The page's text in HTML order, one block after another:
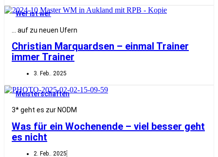
Wer ist wer
… auf zu neuen Ufern
Christian Marquardsen – einmal Trainer
immer Trainer
3. Feb.. 2025
Meisterschaften
3* geht es zur NODM
Was für ein Wochenende – viel besser geht
es nicht
2. Feb.. 2025